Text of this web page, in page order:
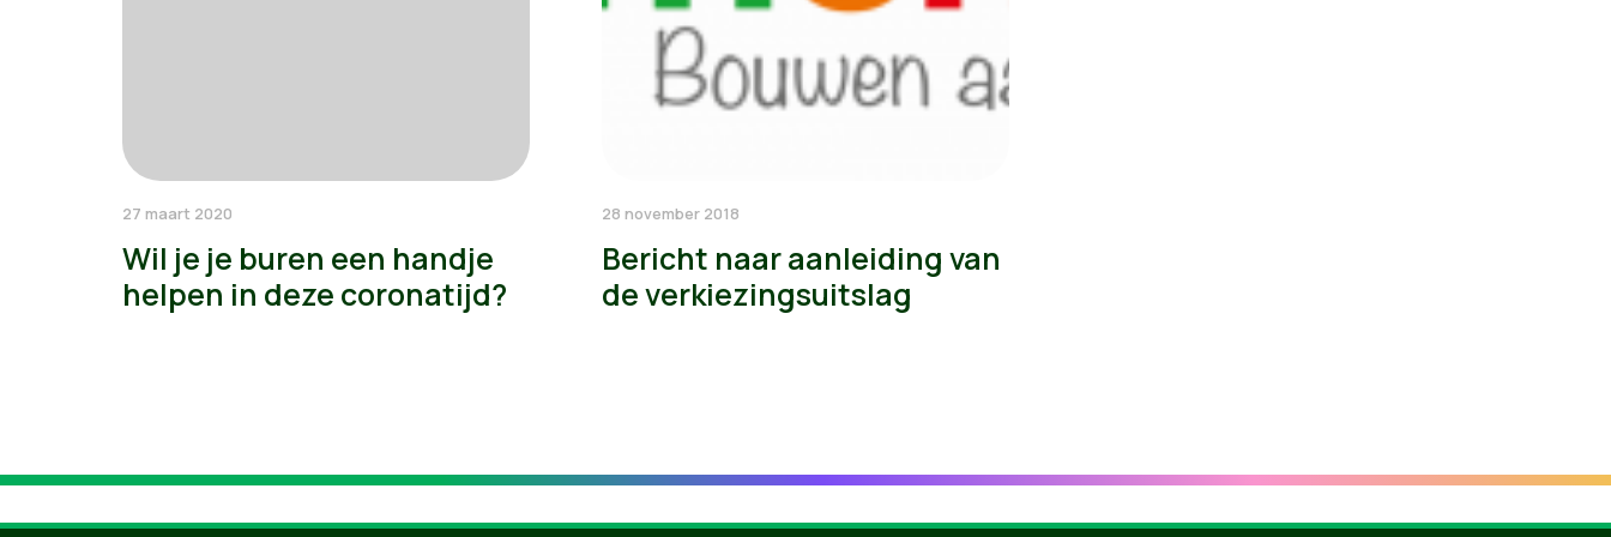
27 maart 2020
Wil je je buren een handje
helpen in deze coronatijd?
28 november 2018
Bericht naar aanleiding van
de verkiezingsuitslag